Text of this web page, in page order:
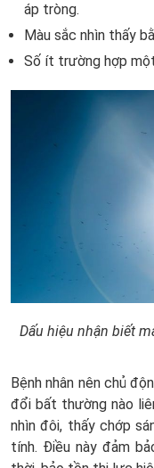
áp tròng.
Màu sắc nhìn thấy
Số ít trường hợp
Dấu hiệu nhận biết
Bệnh nhân nên chủ
đổi bất thường nào
nhìn đôi, thấy chớp
tính. Điều này đảm